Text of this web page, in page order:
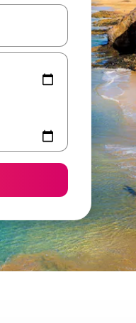
mit den Pfeiltasten